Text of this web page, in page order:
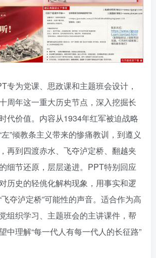
专为党课、思政课和主题班会设计，
周年这一重大历史节点，深入挖掘长
代价值。内容从1934年红军被迫战略
”倾教条主义带来的惨痛教训，到遵义
再到四渡赤水、飞夺泸定桥、翻越夹
细节还原，层层递进。PPT特别回应
历史的轻佻化解构现象，用事实和逻
夺泸定桥”可能性的声音。适合作为高
组织学习、主题班会的主讲课件，帮
中理解“每一代人有每一代人的长征路”